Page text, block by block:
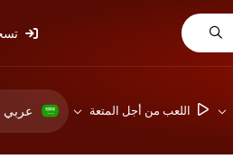
اللعب من أجل المتعة عربي